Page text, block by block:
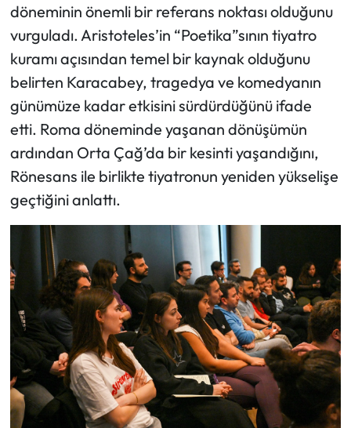
döneminin önemli bir referans noktası olduğunu
vurguladı. Aristoteles’in “Poetika”sının tiyatro
kuramı açısından temel bir kaynak olduğunu
belirten Karacabey, tragedya ve komedyanın
günümüze kadar etkisini sürdürdüğünü ifade
etti. Roma döneminde yaşanan dönüşümün
ardından Orta Çağ’da bir kesinti yaşandığını,
Rönesans ile birlikte tiyatronun yeniden yükselişe
geçtiğini anlattı.